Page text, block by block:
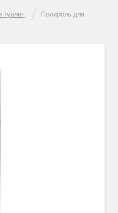
туалет
Полироль для